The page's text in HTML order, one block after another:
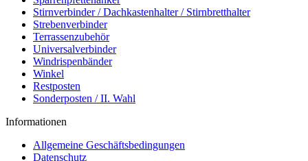
Stirnverbinder / Dachkastenhalter / Stirnbretthalter
Strebenverbinder
Terrassenzubehör
Universalverbinder
Windrispenbänder
Winkel
Restposten
Sonderposten / II. Wahl
Informationen
Allgemeine Geschäftsbedingungen
Datenschutz